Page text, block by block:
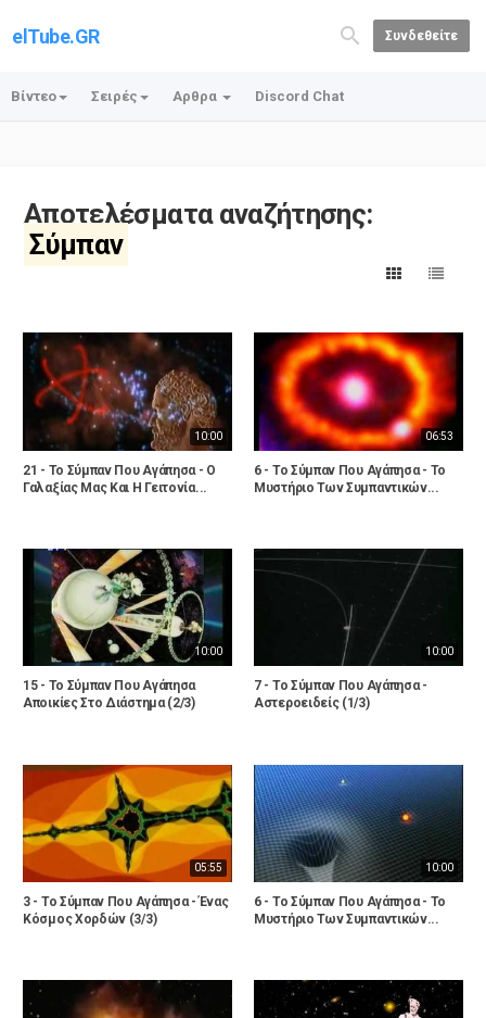
elTube.GR Συνδεθείτε
Βίντεο Σειρές Αρθρα Discord Chat
Αποτελέσματα αναζήτησης:
Σύμπαν
10:00
21 - Το Σύμπαν Που Αγάπησα - Ο
Γαλαξίας Μας Και Η Γειτονία...
06:53
6 - Το Σύμπαν Που Αγάπησα - Το
Μυστήριο Των Συμπαντικών...
10:00
15 - Το Σύμπαν Που Αγάπησα
Αποικίες Στο Διάστημα (2/3)
10:00
7 - Το Σύμπαν Που Αγάπησα -
Αστεροειδείς (1/3)
05:55
3 - Το Σύμπαν Που Αγάπησα - Ένας
Κόσμος Χορδών (3/3)
10:00
6 - Το Σύμπαν Που Αγάπησα - Το
Μυστήριο Των Συμπαντικών...